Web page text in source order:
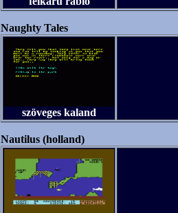
Naughty Tales
szöveges kaland
Nautilus (holland)